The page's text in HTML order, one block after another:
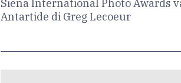
Siena International Photo Awards
Antartide di Greg Lecoeur